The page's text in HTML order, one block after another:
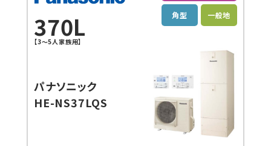
370L
【3～5人家族用】
角型 一般地
パナソニック
HE-NS37LQS